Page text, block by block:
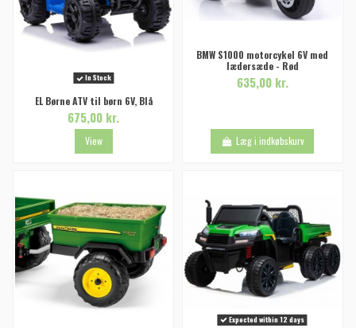
In Stock
EL Børne ATV til børn 6V, Blå
675,00 kr.
View
BMW S1000 motorcykel 6V med
lædersæde - Rød
635,00 kr.
Læg i indkøbskurv
Expected within 12 days